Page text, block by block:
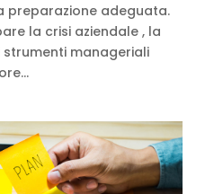
preparazione adeguata.
la crisi aziendale , la
manageriali